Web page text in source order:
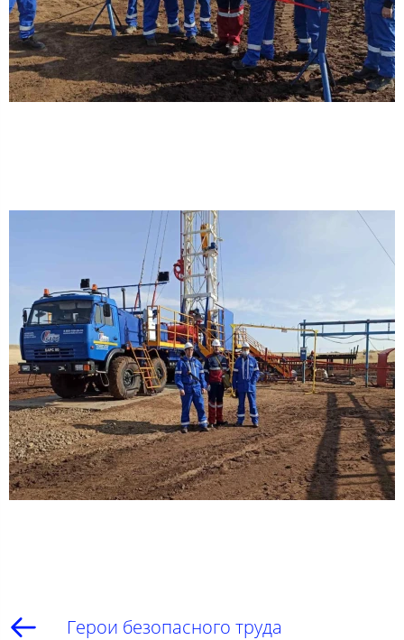
Герои безопасного труда